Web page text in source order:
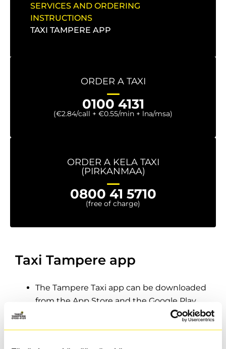
SERVICES AND ORDERING
INSTRUCTIONS
TAXI TAMPERE APP
ORDER A TAXI
0100 4131
(€2.84/call + €0.55/min + lna/msa)
ORDER A KELA TAXI
(PIRKANMAA)
0800 41 5710
(free of charge)
Taxi Tampere app
The Tampere Taxi app can be downloaded
from the App Store and the Google Play
Downloading and registering is completely